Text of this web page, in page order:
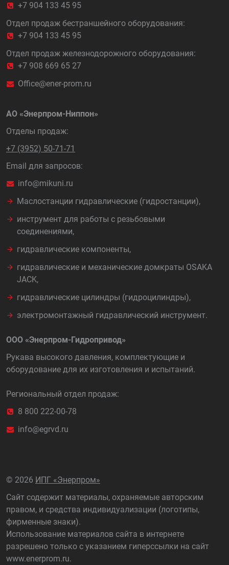
+7 904 133 45 95
Отдел продаж бестраншейного оборудования:
+7 904 133 45 95
Отдел продаж железнодорожного оборудования:
+7 908 669 65 27
Office@ener-prom.ru
АО «Энерпром-Ниппон»
Отделы продаж:
+7 (3952) 50-71-71
Email для запросов:
info@mikuni.ru
Маслостанции гидравлические (гидростанции),
инструмент для работы с резьбовыми
соединениями,
гидравлические компоненты,
гидравлические и механические домкраты OSAKA
JACK,
гидравлические цилиндры (гидроцилиндры),
электромонтажный гидравлический инструмент.
ООО «Энерпром-Гидропривод»
Рукава высокого давления, комплектующие и
оборудование для их изготовления и испытаний.
Региональный отдел продаж:
8 800 222-00-78
info@egrvd.ru
© 2026 ИПГ «Энерпром»
Сайт содержит материалы, охраняемые авторским
правом, и средства индивидуализации (логотипы,
фирменные знаки).
Использование материалов сайта в интернете
разрешено только с указанием гиперссылки на сайт
www.enerprom.ru.